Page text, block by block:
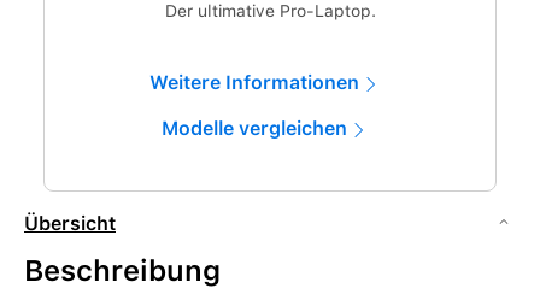
Der ultimative Pro-Laptop.
Weitere Informationen
Modelle vergleichen
Übersicht
Beschreibung